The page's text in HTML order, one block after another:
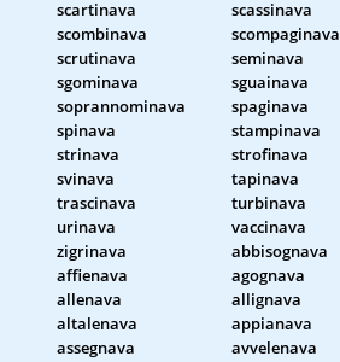
scartinava scassinava
scombinava scompaginava
scrutinava seminava
sgominava sguainava
soprannominava spaginava
spinava stampinava
strinava strofinava
svinava tapinava
trascinava turbinava
urinava vaccinava
zigrinava abbisognava
affienava agognava
allenava allignava
altalenava appianava
assegnava avvelenava